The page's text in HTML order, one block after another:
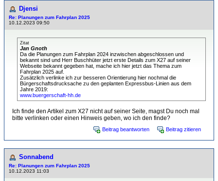
Djensi
Re: Planungen zum Fahrplan 2025
10.12.2023 09:50
Zitat
Jan Gnoth
Da die Planungen zum Fahrplan 2024 inzwischen abgeschlossen und
bekannt sind und Herr Buschhüter jetzt erste Details zum X27 auf seiner
Webseite bekannt gegeben hat, mache ich hier jetzt das Thema zum
Fahrplan 2025 auf.
Zusätzlich verlinke ich zur besseren Orientierung hier nochmal die
Bürgerschaftsdrucksache zu den geplanten Expressbus-Linien aus dem
Jahre 2019:
www.buergerschaft-hh.de
Ich finde den Artikel zum X27 nicht auf seiner Seite, magst Du noch mal
bitte verlinken oder einen Hinweis geben, wo ich den finde?
Beitrag beantworten Beitrag zitieren
Sonnabend
Re: Planungen zum Fahrplan 2025
10.12.2023 11:03